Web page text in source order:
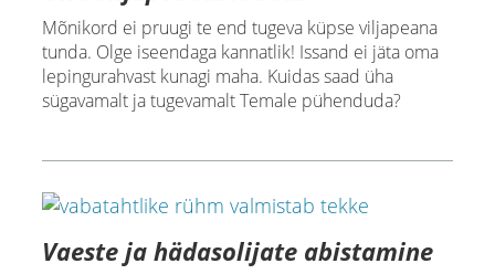
Mõnikord ei pruugi te end tugeva küpse viljapeana
tunda. Olge iseendaga kannatlik! Issand ei jäta oma
lepingurahvast kunagi maha. Kuidas saad üha
sügavamalt ja tugevamalt Temale pühenduda?
Vaeste ja hädasolijate abistamine